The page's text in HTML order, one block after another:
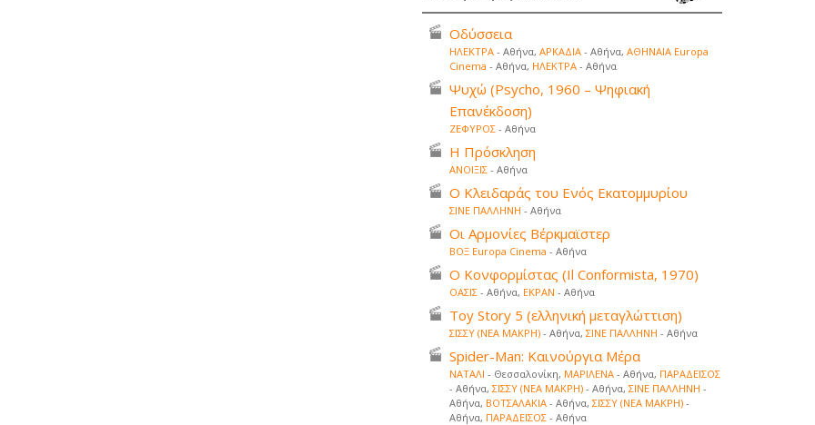
Οδύσσεια
ΗΛΕΚΤΡΑ - Αθήνα, ΑΡΚΑΔΙΑ - Αθήνα, ΑΘΗΝΑΙΑ Europa
Cinema - Αθήνα, ΗΛΕΚΤΡΑ - Αθήνα
Ψυχώ (Psycho, 1960 – Ψηφιακή
Επανέκδοση)
ΖΕΦΥΡΟΣ - Αθήνα
Η Πρόσκληση
ΑΝΟΙΞΙΣ - Αθήνα
Ο Κλειδαράς του Ενός Εκατομμυρίου
ΣΙΝΕ ΠΑΛΛΗΝΗ - Αθήνα
Οι Αρμονίες Βέρκμαϊστερ
ΒΟΞ Europa Cinema - Αθήνα
Ο Κονφορμίστας (Il Conformista, 1970)
ΟΑΣΙΣ - Αθήνα, ΕΚΡΑΝ - Αθήνα
Toy Story 5 (ελληνική μεταγλώττιση)
ΣΙΣΣΥ (ΝΕΑ ΜΑΚΡΗ) - Αθήνα, ΣΙΝΕ ΠΑΛΛΗΝΗ - Αθήνα
Spider-Man: Καινούργια Μέρα
ΝΑΤΑΛΙ - Θεσσαλονίκη, ΜΑΡΙΛΕΝΑ - Αθήνα, ΠΑΡΑΔΕΙΣΟΣ
- Αθήνα, ΣΙΣΣΥ (ΝΕΑ ΜΑΚΡΗ) - Αθήνα, ΣΙΝΕ ΠΑΛΛΗΝΗ -
Αθήνα, ΒΟΤΣΑΛΑΚΙΑ - Αθήνα, ΣΙΣΣΥ (ΝΕΑ ΜΑΚΡΗ) -
Αθήνα, ΠΑΡΑΔΕΙΣΟΣ - Αθήνα